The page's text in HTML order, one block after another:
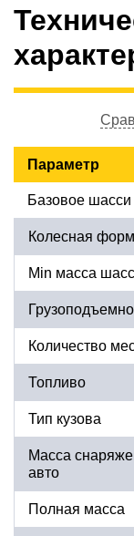
Параметр
Базовое шасси
Колесная
Min масса
Количество
Топливо
Тип кузова
Масса
авто
Полная масса